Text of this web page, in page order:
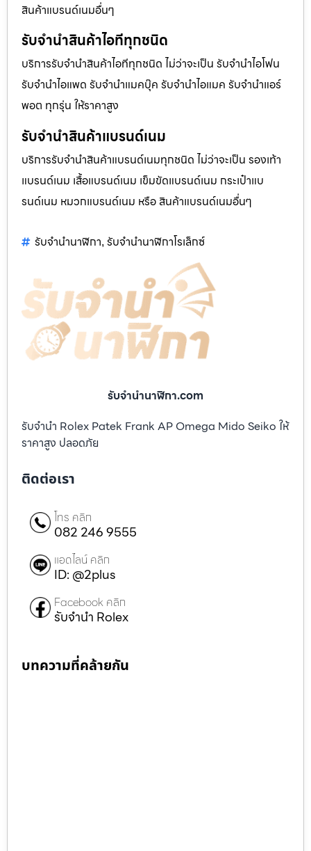
สินค้าแบรนด์เนมอื่นๆ
รับจำนำสินค้าไอทีทุกชนิด
บริการรับจำนำสินค้าไอทีทุกชนิด ไม่ว่าจะเป็น รับจำนำไอโฟน
รับจำนำไอแพด รับจำนำแมคบุ๊ค รับจำนำไอแมค รับจำนำแอร์
พอต ทุกรุ่น ให้ราคาสูง
รับจำนำสินค้าแบรนด์เนม
บริการรับจำนำสินค้าแบรนด์เนมทุกชนิด ไม่ว่าจะเป็น รองเท้า
แบรนด์เนม เสื้อแบรนด์เนม เข็มขัดแบรนด์เนม กระเป๋าแบ
รนด์เนม หมวกแบรนด์เนม หรือ สินค้าแบรนด์เนมอื่นๆ
รับจำนำนาฬิกา, รับจำนำนาฬิกาโรเล็กซ์
รับจํานํานาฬิกา.com
รับจำนำ Rolex Patek Frank AP Omega Mido Seiko ให้
ราคาสูง ปลอดภัย
ติดต่อเรา
โทร คลิก
082 246 9555
แอดไลน์ คลิก
ID: @2plus
Facebook คลิก
รับจำนำ Rolex
บทความที่คล้ายกัน